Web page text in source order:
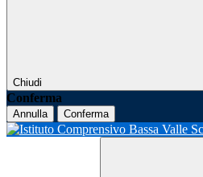
Chiudi
Conferma
Annulla Conferma